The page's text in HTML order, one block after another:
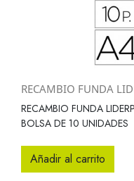
RECAMBIO FUNDA
RECAMBIO FUNDA
BOLSA DE 10 UNIDADES
Añadir al carrito